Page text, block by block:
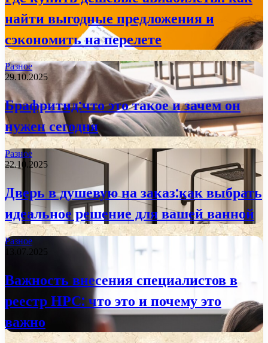
найти выгодные предложения и
сэкономить на перелете
Разное
29.10.2025
Брафритид:что это такое и зачем он
нужен сегодня
Разное
22.10.2025
Дверь в душевую на заказ:как выбрать
идеальное решение для вашей ванной
Разное
13.07.2025
Важность внесения специалистов в
реестр НРС: что это и почему это
важно